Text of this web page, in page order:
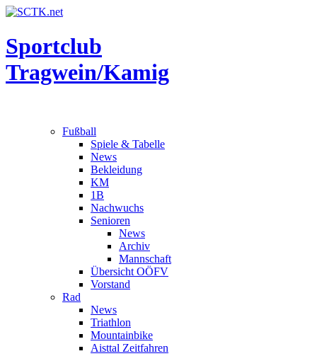
Sportclub
Tragwein/Kamig
Fußball
Spiele & Tabelle
News
Bekleidung
KM
1B
Nachwuchs
Senioren
News
Archiv
Mannschaft
Übersicht OÖFV
Vorstand
Rad
News
Triathlon
Mountainbike
Aisttal Zeitfahren